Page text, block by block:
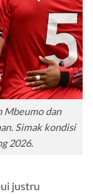
Mbeumo dan
Simak kondisi
2026.
justru